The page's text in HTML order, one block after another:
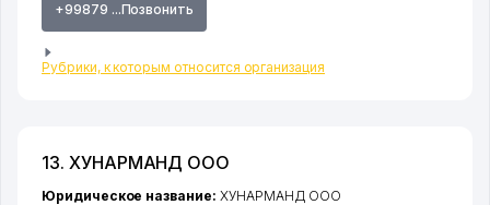
+99879 ...Позвонить
Рубрики, к которым относится организация
13. ХУНАРМАНД ООО
Юридическое название: ХУНАРМАНД ООО